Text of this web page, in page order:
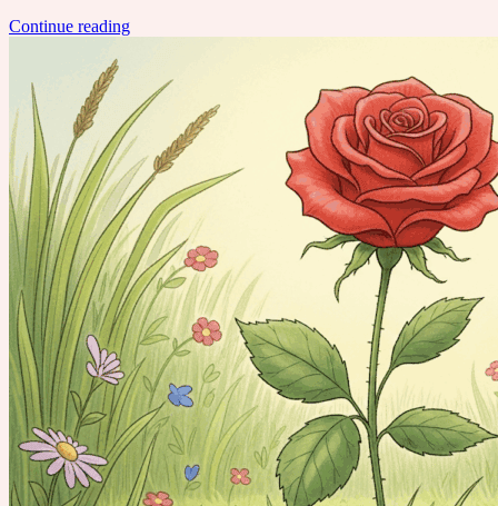
Continue reading